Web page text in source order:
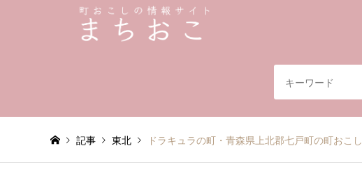
記事 東北 ドラキュラの町・青森県上北郡七戸町の町おこし